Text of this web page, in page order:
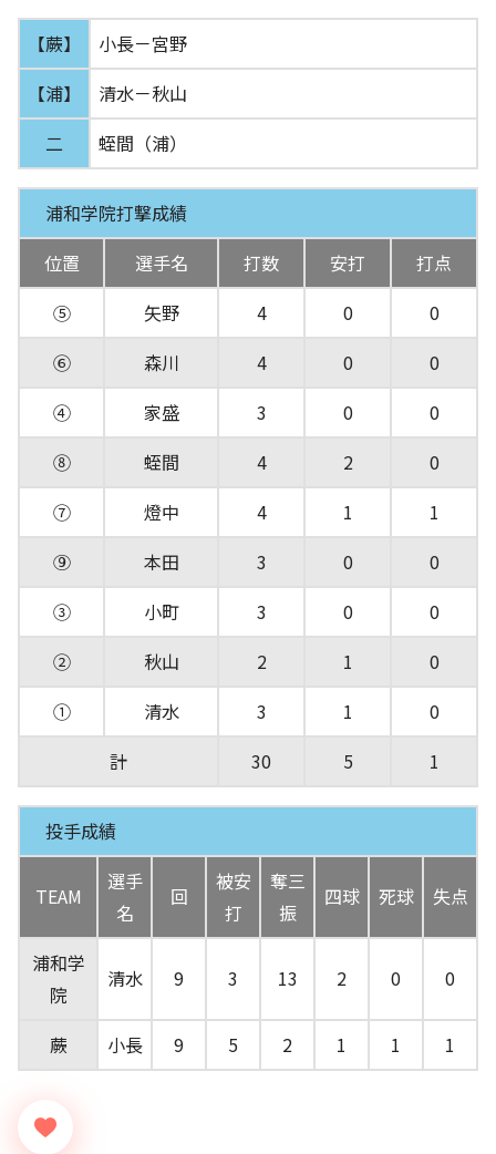
【蕨】
小長－宮野
【浦】
清水－秋山
二
蛭間（浦）
浦和学院打撃成績
位置
選手名 打数 安打
打点
⑤
矢野 4 0
0
⑥
森川 4 0
0
④
家盛 3 0
0
⑧
蛭間 4 2
0
⑦
燈中 4 1
1
⑨
本田 3 0
0
③
小町 3 0
0
②
秋山 2 1
0
①
清水 3 1
0
計
30 5 1
投手成績
TEAM
選手
名
回
被安
打
奪三
振
四球 死球 失点
浦和学
院
清水 9 3 13 2 0 0
蕨 小長 9 5 2 1 1 1